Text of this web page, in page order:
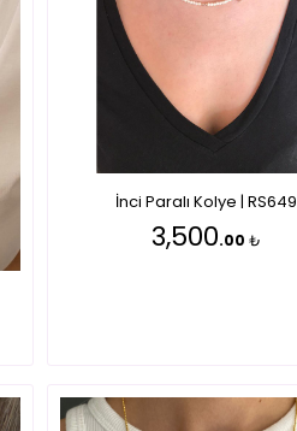
İnci Paralı Kolye | RS649
3,500.00 ₺